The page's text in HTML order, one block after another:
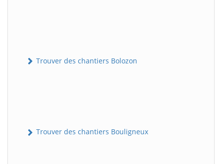
Trouver des chantiers Bolozon
Trouver des chantiers Bouligneux